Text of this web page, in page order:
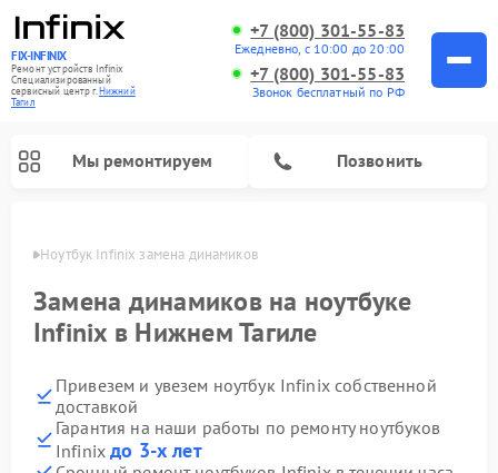
FIX-INFINIX
Ремонт устройств Infinix
Специализированный
cервисный центр г.Нижний
Тагил
+7 (800) 301-55-83
Ежедневно, с 10:00 до 20:00
+7 (800) 301-55-83
Звонок бесплатный по РФ
Мы ремонтируем Позвонить
Ноутбук Infinix замена динамиков
Замена динамиков на ноутбуке
Infinix в Нижнем Тагиле
Привезем и увезем ноутбук Infinix собственной
доставкой
Гарантия на наши работы по ремонту ноутбуков
Infinixдо 3-х лет